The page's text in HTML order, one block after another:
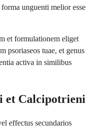
unguenti melior esse
et formulationem eliget
psoriaseos tuae, et genus
activa in similibus
et Calcipotrieni
effectus secundarios